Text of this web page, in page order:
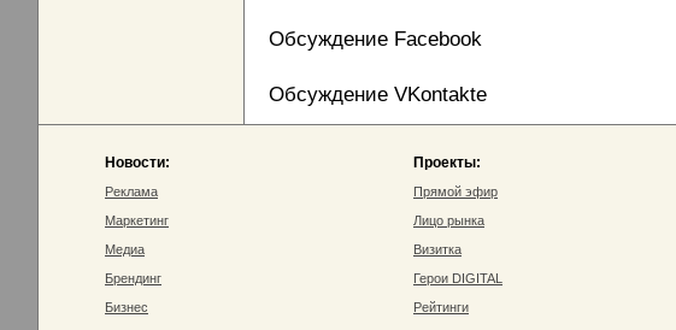
Обсуждение Facebook
Обсуждение VKontakte
Новости:
Реклама
Маркетинг
Медиа
Брендинг
Бизнес
Проекты:
Прямой эфир
Лицо рынка
Визитка
Герои DIGITAL
Рейтинги